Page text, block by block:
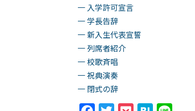
一 入学許可宣言
一 学長告辞
一 新入生代表宣誓
一 列席者紹介
一 校歌斉唱
一 祝典演奏
一 閉式の辞